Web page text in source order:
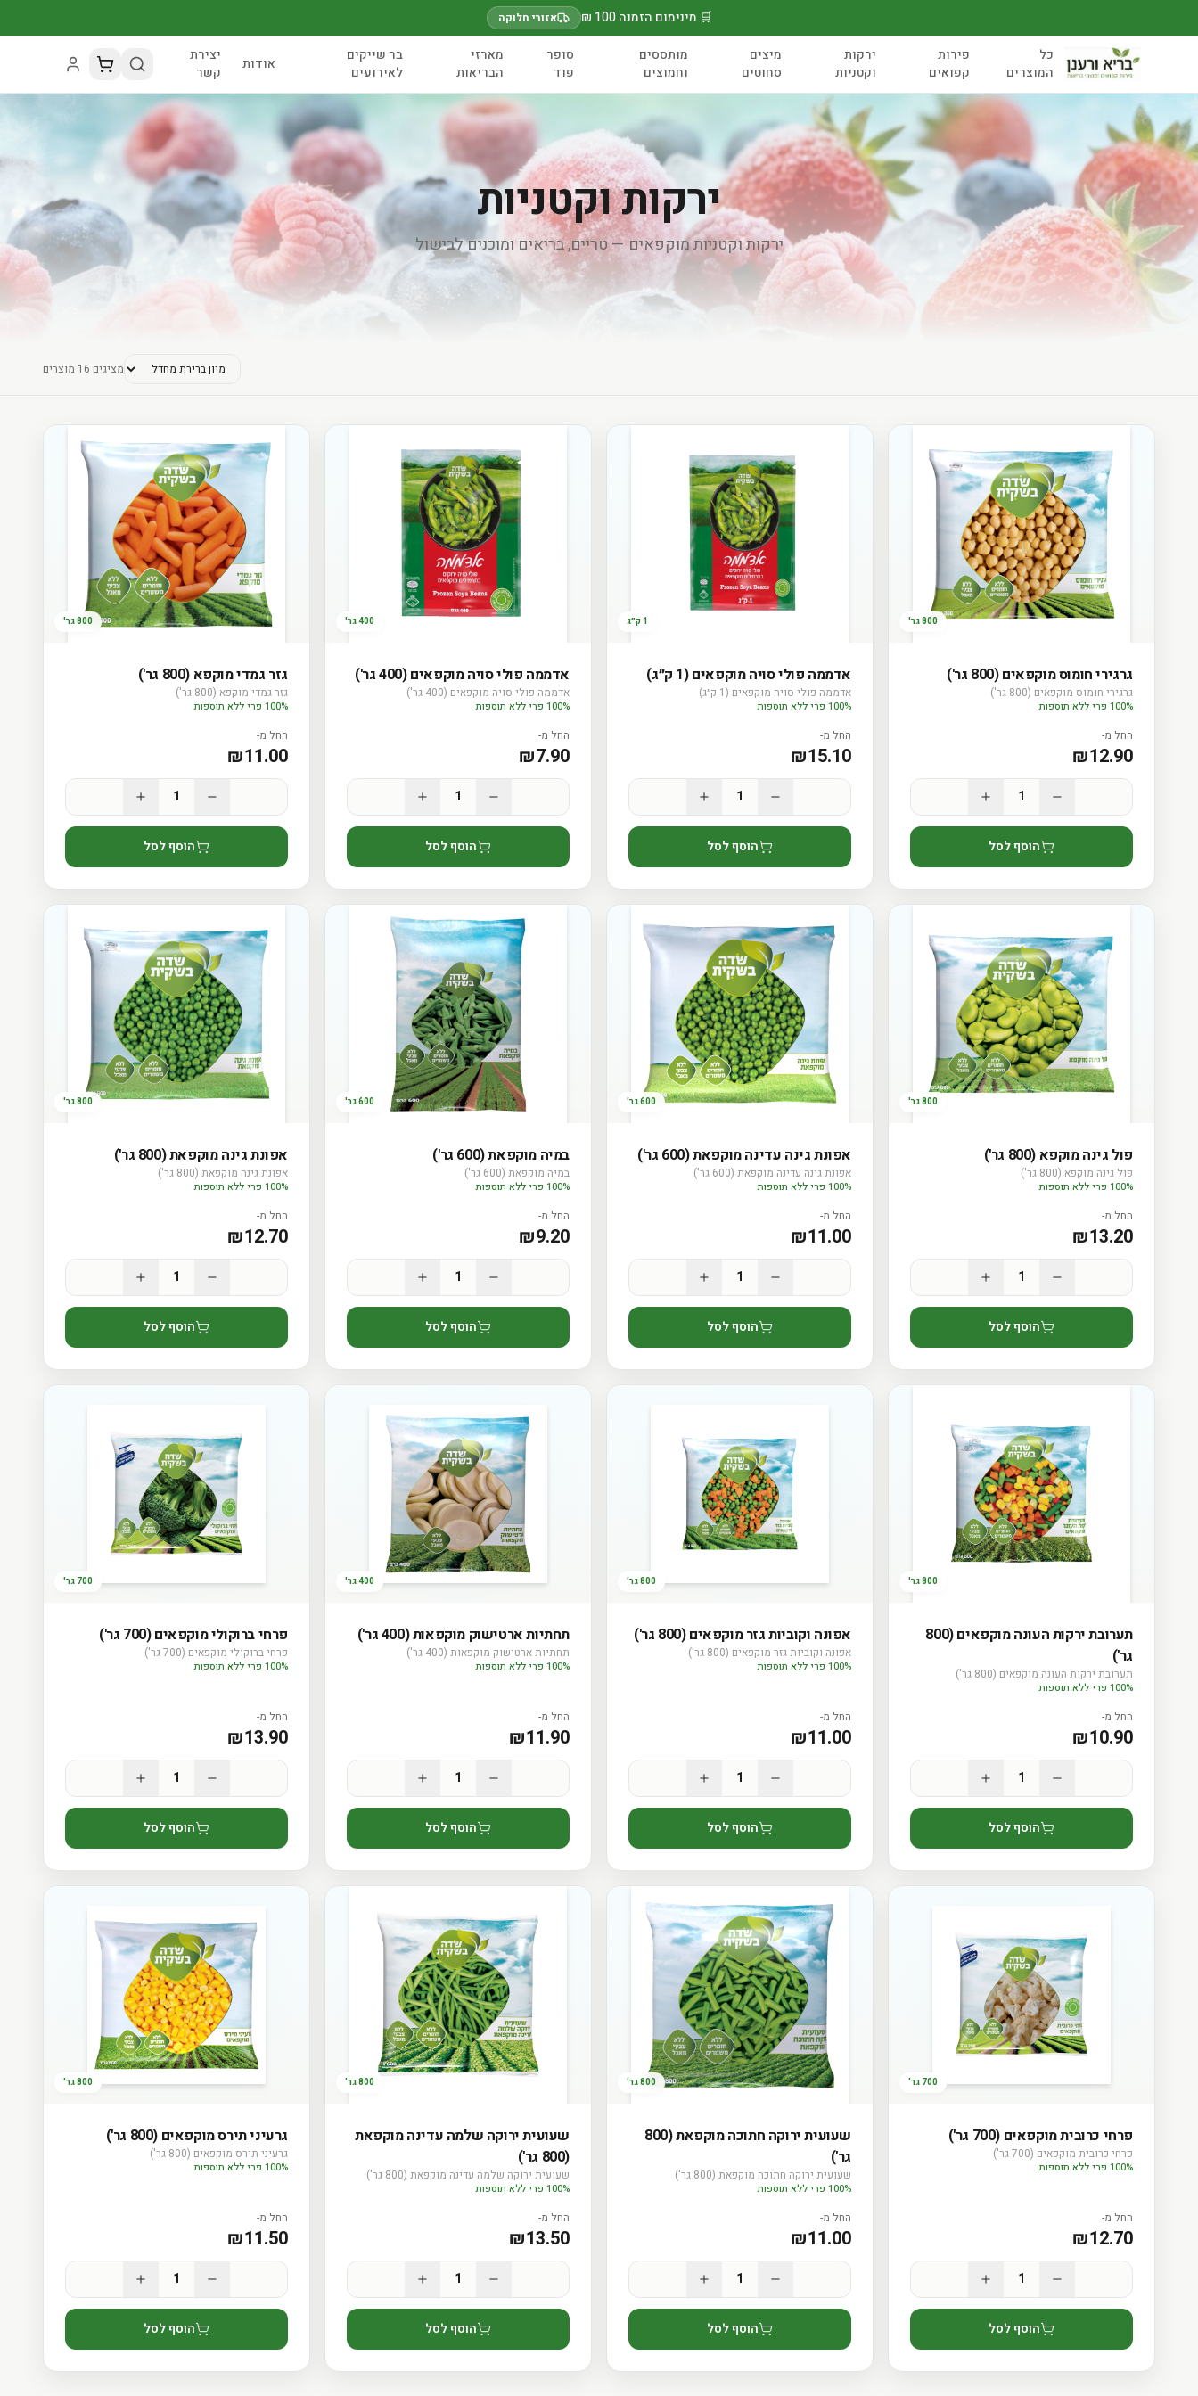
🛒 מינימום הזמנה 100 ₪ אזורי חלוקה
כל
המוצרים
פירות
קפואים
ירקות
וקטניות
מיצים
סחוטים
מותססים
וחמוצים
סופר
פוד
מארזי
הבריאות
בר שייקים
לאירועים
אודות
יצירת
קשר
ירקות וקטניות
ירקות וקטניות מוקפאים — טריים, בריאים ומוכנים לבישול
מציגים 16 מוצרים
800 גר'
גרגירי חומוס מוקפאים (800 גר')
גרגירי חומוס מוקפאים (800 גר')
100% פרי ללא תוספות
החל מ-
₪12.90
1
הוסף לסל
1 ק״ג
אדממה פולי סויה מוקפאים (1 ק״ג)
אדממה פולי סויה מוקפאים (1 ק״ג)
100% פרי ללא תוספות
החל מ-
₪15.10
1
הוסף לסל
400 גר'
אדממה פולי סויה מוקפאים (400 גר')
אדממה פולי סויה מוקפאים (400 גר')
100% פרי ללא תוספות
החל מ-
₪7.90
1
הוסף לסל
800 גר'
גזר גמדי מוקפא (800 גר')
גזר גמדי מוקפא (800 גר')
100% פרי ללא תוספות
החל מ-
₪11.00
1
הוסף לסל
800 גר'
פול גינה מוקפא (800 גר')
פול גינה מוקפא (800 גר')
100% פרי ללא תוספות
החל מ-
₪13.20
1
הוסף לסל
600 גר'
אפונת גינה עדינה מוקפאת (600 גר')
אפונת גינה עדינה מוקפאת (600 גר')
100% פרי ללא תוספות
החל מ-
₪11.00
1
הוסף לסל
600 גר'
במיה מוקפאת (600 גר')
במיה מוקפאת (600 גר')
100% פרי ללא תוספות
החל מ-
₪9.20
1
הוסף לסל
800 גר'
אפונת גינה מוקפאת (800 גר')
אפונת גינה מוקפאת (800 גר')
100% פרי ללא תוספות
החל מ-
₪12.70
1
הוסף לסל
800 גר'
תערובת ירקות העונה מוקפאים (800
גר')
תערובת ירקות העונה מוקפאים (800 גר')
100% פרי ללא תוספות
החל מ-
₪10.90
1
הוסף לסל
800 גר'
אפונה וקוביות גזר מוקפאים (800 גר')
אפונה וקוביות גזר מוקפאים (800 גר')
100% פרי ללא תוספות
החל מ-
₪11.00
1
הוסף לסל
400 גר'
תחתיות ארטישוק מוקפאות (400 גר')
תחתיות ארטישוק מוקפאות (400 גר')
100% פרי ללא תוספות
החל מ-
₪11.90
1
הוסף לסל
700 גר'
פרחי ברוקולי מוקפאים (700 גר')
פרחי ברוקולי מוקפאים (700 גר')
100% פרי ללא תוספות
החל מ-
₪13.90
1
הוסף לסל
700 גר'
פרחי כרובית מוקפאים (700 גר')
פרחי כרובית מוקפאים (700 גר')
100% פרי ללא תוספות
החל מ-
₪12.70
1
הוסף לסל
800 גר'
שעועית ירוקה חתוכה מוקפאת (800
גר')
שעועית ירוקה חתוכה מוקפאת (800 גר')
100% פרי ללא תוספות
החל מ-
₪11.00
1
הוסף לסל
800 גר'
שעועית ירוקה שלמה עדינה מוקפאת
(800 גר')
שעועית ירוקה שלמה עדינה מוקפאת (800 גר')
100% פרי ללא תוספות
החל מ-
₪13.50
1
הוסף לסל
800 גר'
גרעיני תירס מוקפאים (800 גר')
גרעיני תירס מוקפאים (800 גר')
100% פרי ללא תוספות
החל מ-
₪11.50
1
הוסף לסל
מתחיליםרענן
הצטרפו לקהילת בריא ורענן וקבלו מתכונים, טיפים ועדכונים על פירות
העונה ישירות למייל.
הרשמה וקבלת ההטבה
בהרשמתך הינך מאשר/ת אתתנאי השימוש והתקנון